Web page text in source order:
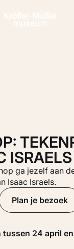
ISRAELS
ga jezelf aan
Isaac Israels.
Plan je bezoek